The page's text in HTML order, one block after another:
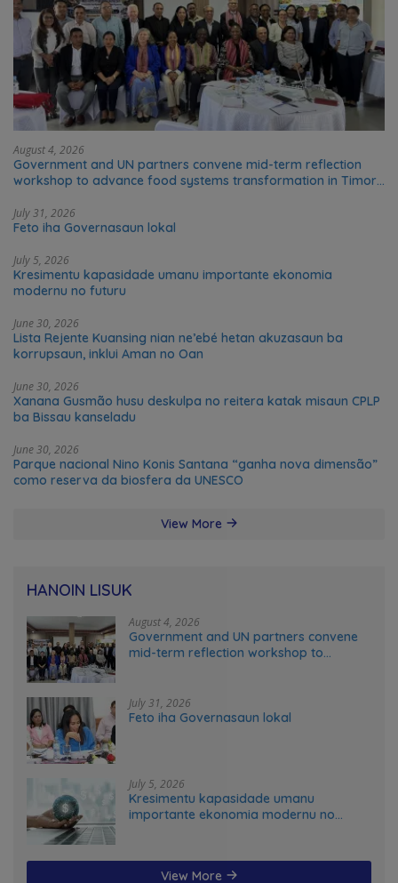
August 4, 2026
Government and UN partners convene mid-term reflection
workshop to advance food systems transformation in Timor-
July 31, 2026
Feto iha Governasaun lokal
July 5, 2026
Kresimentu kapasidade umanu importante ekonomia
modernu no futuru
June 30, 2026
Lista Rejente Kuansing nian ne’ebé hetan akuzasaun ba
korrupsaun, inklui Aman no Oan
June 30, 2026
Xanana Gusmão husu deskulpa no reitera katak misaun CPLP
ba Bissau kanseladu
June 30, 2026
Parque nacional Nino Konis Santana “ganha nova dimensão”
como reserva da biosfera da UNESCO
View More
HANOIN LISUK
August 4, 2026
Government and UN partners convene
mid-term reflection workshop to
July 31, 2026
Feto iha Governasaun lokal
July 5, 2026
Kresimentu kapasidade umanu
importante ekonomia modernu no
View More